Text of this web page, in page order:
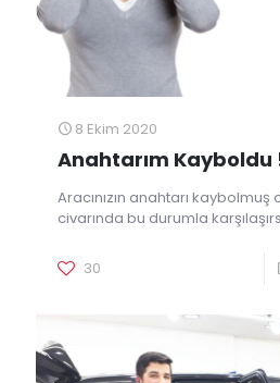
8 Ekim 2020
Anahtarım Kayboldu
Aracınızın anahtarı
civarında bu durumla
30